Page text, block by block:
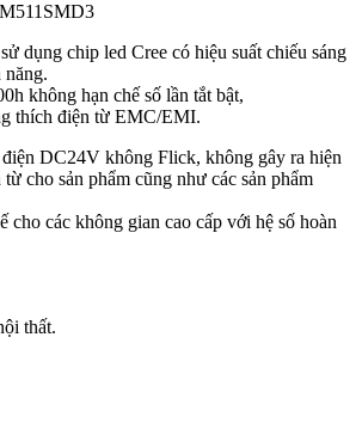
sử dụng chip led Cree có hiệu suất chiếu sáng
năng.
không hạn chế số lần tắt bật,
thích điện từ EMC/EMI.
DC24V không Flick, không gây ra hiện
cho sản phẩm cũng như các sản phẩm
cho các không gian cao cấp với hệ số hoàn
thất.